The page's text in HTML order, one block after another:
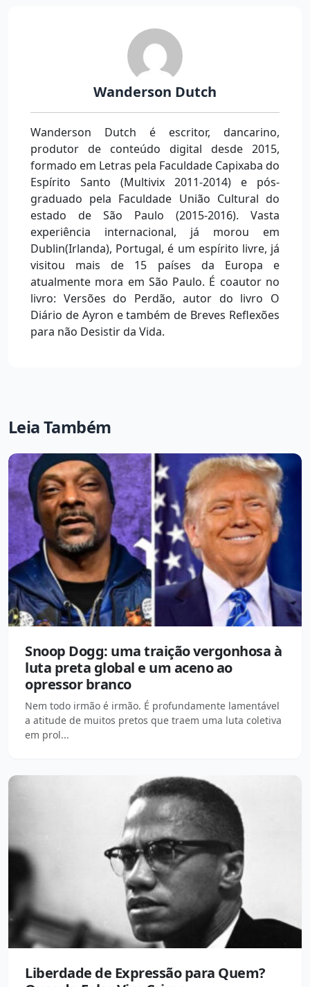
Wanderson Dutch
Wanderson Dutch é escritor, dancarino,
produtor de conteúdo digital desde 2015,
formado em Letras pela Faculdade Capixaba do
Espírito Santo (Multivix 2011-2014) e pós-
graduado pela Faculdade União Cultural do
estado de São Paulo (2015-2016). Vasta
experiência internacional, já morou em
Dublin(Irlanda), Portugal, é um espírito livre, já
visitou mais de 15 países da Europa e
atualmente mora em São Paulo. É coautor no
livro: Versões do Perdão, autor do livro O
Diário de Ayron e também de Breves Reflexões
para não Desistir da Vida.
Leia Também
Snoop Dogg: uma traição vergonhosa à
luta preta global e um aceno ao
opressor branco
Nem todo irmão é irmão. É profundamente lamentável
a atitude de muitos pretos que traem uma luta coletiva
em prol...
Liberdade de Expressão para Quem?